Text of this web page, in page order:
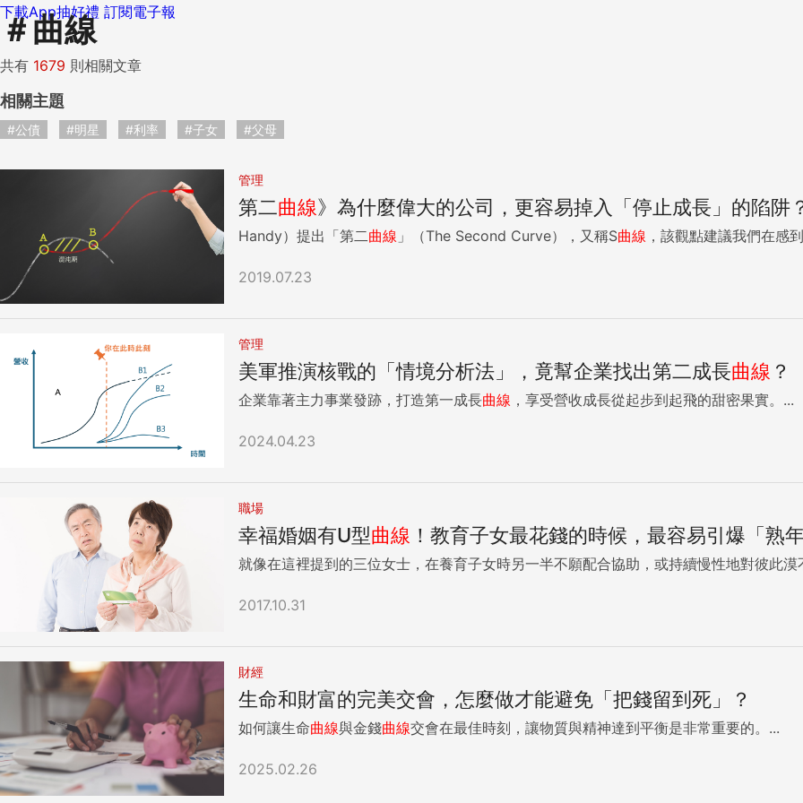
下載App抽好禮 訂閱電子報
＃曲線
共有 1679 則相關文章
相關主題
#公債 #明星 #利率 #子女 #父母
管理
第二曲線》為什麼偉大的公司，更容易掉入「停止成長」的陷阱
Handy）提出「第二曲線 」（The Second Curve），又稱S曲線 ，該觀點建議我們在感
2019.07.23
管理
美軍推演核戰的「情境分析法」，竟幫企業找出第二成長曲線 ？
企業靠著主力事業發跡，打造第一成長曲線 ，享受營收成長從起步到起飛的甜密果實。...
2024.04.23
職場
幸福婚姻有U型曲線 ！教育子女最花錢的時候，最容易引爆「熟
就像在這裡提到的三位女士，在養育子女時另一半不願配合協助，或持續慢性地對彼此
2017.10.31
財經
生命和財富的完美交會，怎麼做才能避免「把錢留到死」？
如何讓生命曲線與金錢曲線交會在最佳時刻，讓物質與精神達到平衡是非常重要的。...
2025.02.26